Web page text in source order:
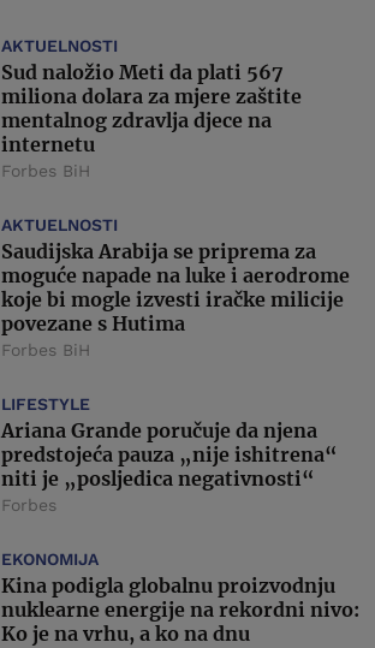
AKTUELNOSTI
Sud naložio Meti da plati 567
miliona dolara za mjere zaštite
mentalnog zdravlja djece na
internetu
Forbes BiH
AKTUELNOSTI
Saudijska Arabija se priprema za
moguće napade na luke i aerodrome
koje bi mogle izvesti iračke milicije
povezane s Hutima
Forbes BiH
LIFESTYLE
Ariana Grande poručuje da njena
predstojeća pauza „nije ishitrena“
niti je „posljedica negativnosti“
Forbes
EKONOMIJA
Kina podigla globalnu proizvodnju
nuklearne energije na rekordni nivo:
Ko je na vrhu, a ko na dnu